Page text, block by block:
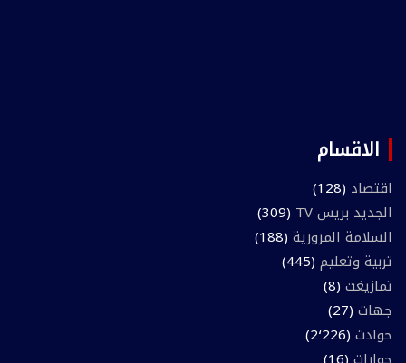
الاقسام
اقتصاد (128)
الجديد بريس TV
(309)
السلامة المرورية (188)
تربية وتعليم (445)
تمازيغت (8)
جهات (27)
حوادث (2٬226)